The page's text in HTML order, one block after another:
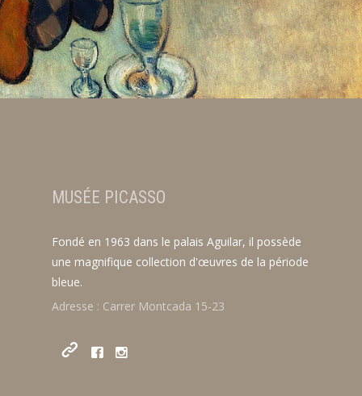
MUSÉE PICASSO
Fondé en 1963 dans le palais Aguilar, il possède
une magnifique collection d'œuvres de la période
bleue.
Adresse : Carrer Montcada 15-23